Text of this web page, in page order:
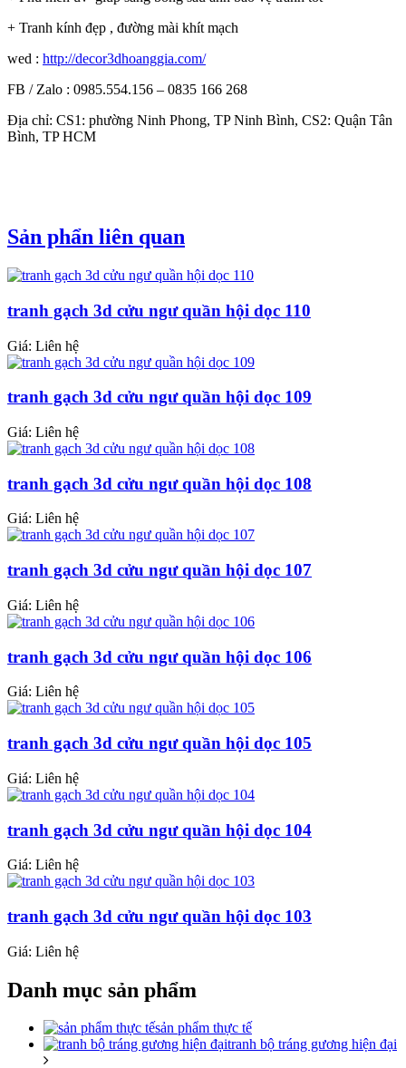
+ Tranh kính đẹp , đường mài khít mạch
wed : http://decor3dhoanggia.com/
FB / Zalo : 0985.554.156 – 0835 166 268
Địa chỉ: CS1: phường Ninh Phong, TP Ninh Bình, CS2: Quận Tân
Bình, TP HCM
Sản phẩn liên quan
tranh gạch 3d cửu ngư quần hội dọc 110
Giá: Liên hệ
tranh gạch 3d cửu ngư quần hội dọc 109
Giá: Liên hệ
tranh gạch 3d cửu ngư quần hội dọc 108
Giá: Liên hệ
tranh gạch 3d cửu ngư quần hội dọc 107
Giá: Liên hệ
tranh gạch 3d cửu ngư quần hội dọc 106
Giá: Liên hệ
tranh gạch 3d cửu ngư quần hội dọc 105
Giá: Liên hệ
tranh gạch 3d cửu ngư quần hội dọc 104
Giá: Liên hệ
tranh gạch 3d cửu ngư quần hội dọc 103
Giá: Liên hệ
Danh mục sản phẩm
sản phẩm thực tế
tranh bộ tráng gương hiện đại